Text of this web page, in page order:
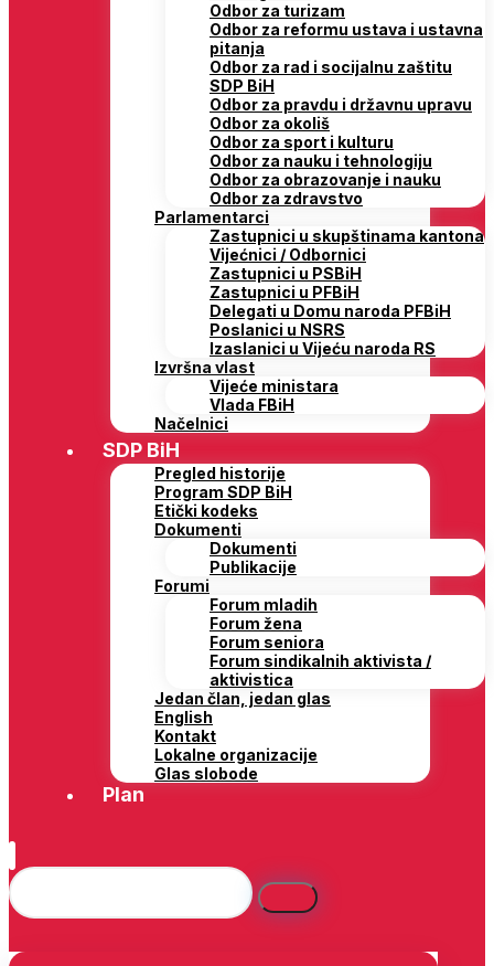
Odbor za turizam
Odbor za reformu ustava i ustavna
pitanja
Odbor za rad i socijalnu zaštitu
SDP BiH
Odbor za pravdu i državnu upravu
Odbor za okoliš
Odbor za sport i kulturu
Odbor za nauku i tehnologiju
Odbor za obrazovanje i nauku
Odbor za zdravstvo
Parlamentarci
Zastupnici u skupštinama kantona
Vijećnici / Odbornici
Zastupnici u PSBiH
Zastupnici u PFBiH
Delegati u Domu naroda PFBiH
Poslanici u NSRS
Izaslanici u Vijeću naroda RS
Izvršna vlast
Vijeće ministara
Vlada FBiH
Načelnici
SDP BiH
Pregled historije
Program SDP BiH
Etički kodeks
Dokumenti
Dokumenti
Publikacije
Forumi
Forum mladih
Forum žena
Forum seniora
Forum sindikalnih aktivista /
aktivistica
Jedan član, jedan glas
English
Kontakt
Lokalne organizacije
Glas slobode
Plan